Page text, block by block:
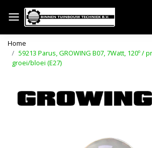
Home
59213 Parus, GROWING B07, 7Watt, 120º /
groei/bloei (E27)